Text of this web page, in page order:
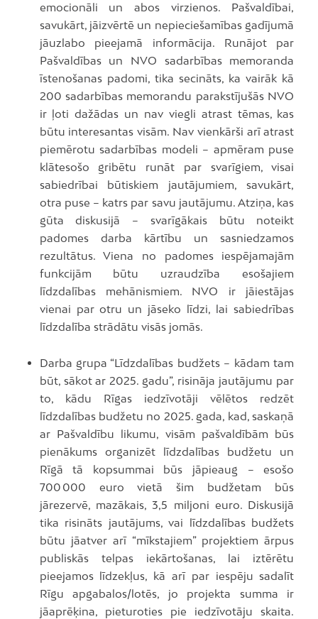
emocionāli un abos virzienos. Pašvaldībai,
savukārt, jāizvērtē un nepieciešamības gadījumā
jāuzlabo pieejamā informācija. Runājot par
Pašvaldības un NVO sadarbības memoranda
īstenošanas padomi, tika secināts, ka vairāk kā
200 sadarbības memorandu parakstījušās NVO
ir ļoti dažādas un nav viegli atrast tēmas, kas
būtu interesantas visām. Nav vienkārši arī atrast
piemērotu sadarbības modeli – apmēram puse
klātesošo gribētu runāt par svarīgiem, visai
sabiedrībai būtiskiem jautājumiem, savukārt,
otra puse – katrs par savu jautājumu. Atziņa, kas
gūta diskusijā – svarīgākais būtu noteikt
padomes darba kārtību un sasniedzamos
rezultātus. Viena no padomes iespējamajām
funkcijām būtu uzraudzība esošajiem
līdzdalības mehānismiem. NVO ir jāiestājas
vienai par otru un jāseko līdzi, lai sabiedrības
līdzdalība strādātu visās jomās.
Darba grupa “Līdzdalības budžets – kādam tam
būt, sākot ar 2025. gadu”, risināja jautājumu par
to, kādu Rīgas iedzīvotāji vēlētos redzēt
līdzdalības budžetu no 2025. gada, kad, saskaņā
ar Pašvaldību likumu, visām pašvaldībām būs
pienākums organizēt līdzdalības budžetu un
Rīgā tā kopsummai būs jāpieaug – esošo
700 000 euro vietā šim budžetam būs
jārezervē, mazākais, 3,5 miljoni euro. Diskusijā
tika risināts jautājums, vai līdzdalības budžets
būtu jāatver arī “mīkstajiem” projektiem ārpus
publiskās telpas iekārtošanas, lai iztērētu
pieejamos līdzekļus, kā arī par iespēju sadalīt
Rīgu apgabalos/lotēs, jo projekta summa ir
jāaprēķina, pieturoties pie iedzīvotāju skaita.